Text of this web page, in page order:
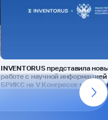
INVENTORUS представила
работе с научной информацией
БРИКС на V Конгрессе